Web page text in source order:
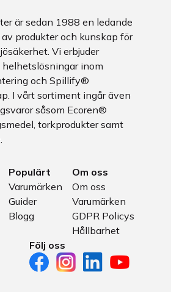
är sedan 1988 en ledande
produkter och kunskap för
Vi erbjuder
inom
och Spillify®
I vårt sortiment ingår även
såsom Ecoren®
torkprodukter samt
Populärt
Varumärken
Guider
Blogg
Om oss
Om oss
Varumärken
GDPR Policys
Hållbarhet
Följ oss